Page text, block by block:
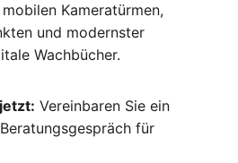
Kameratürmen,
und modernster
Wachbücher.
Vereinbaren Sie ein
für